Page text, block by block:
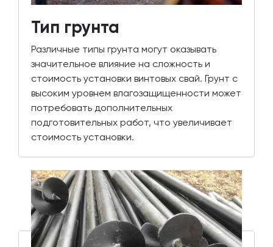
Тип грунта
Различные типы грунта могут оказывать
значительное влияние на сложность и
стоимость установки винтовых свай. Грунт с
высоким уровнем влагозащищенности может
потребовать дополнительных
подготовительных работ, что увеличивает
стоимость установки.